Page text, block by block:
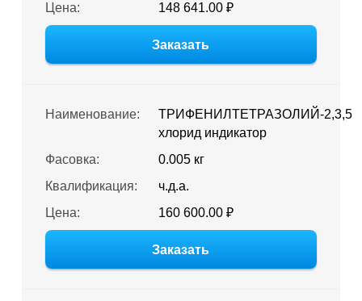
Цена:
148 641.00 ₽
Заказать
Наименование:
ТРИФЕНИЛТЕТРАЗОЛИЙ-2,3,5
хлорид индикатор
Фасовка:
0.005 кг
Квалификация:
ч.д.а.
Цена:
160 600.00 ₽
Заказать